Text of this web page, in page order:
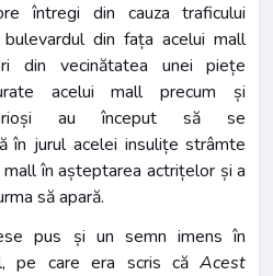
întregi din cauza traficului
din fața acelui mall
din vecinătatea unei piețe
acelui mall precum și
au început să se
în jurul acelei insulițe strâmte
în așteptarea actrițelor și a
să apară.
pus și un semn imens în
pe care era scris căAcest